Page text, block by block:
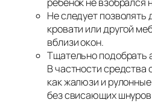
Не следует позволять
кровати или другой
вблизи окон.
Тщательно подобрать
В частности
как жалюзи и
без свисающих